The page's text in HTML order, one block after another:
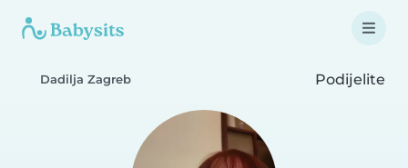
Dadilja Zagreb Podijelite